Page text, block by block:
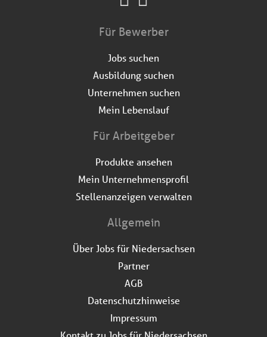
Für Bewerber
Jobs suchen
Ausbildung suchen
Unternehmen suchen
Mein Lebenslauf
Für Arbeitgeber
Produkte ansehen
Mein Unternehmensprofil
Stellenanzeigen verwalten
Allgemein
Über Jobs für Niedersachsen
Partner
AGB
Datenschutzhinweise
Impressum